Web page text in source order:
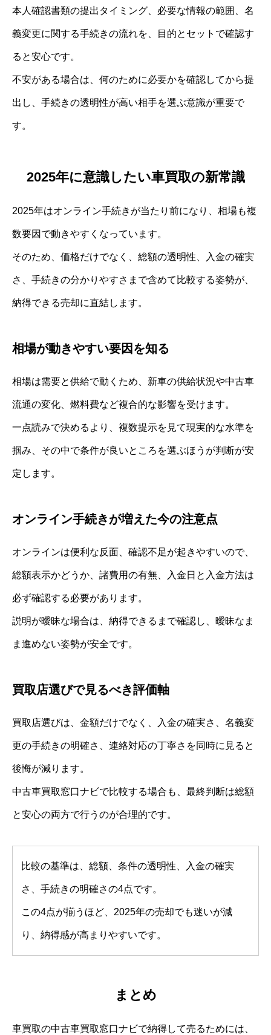
本人確認書類の提出タイミング、必要な情報の範囲、名
義変更に関する手続きの流れを、目的とセットで確認す
ると安心です。
不安がある場合は、何のために必要かを確認してから提
出し、手続きの透明性が高い相手を選ぶ意識が重要で
す。
2025年に意識したい車買取の新常識
2025年はオンライン手続きが当たり前になり、相場も複
数要因で動きやすくなっています。
そのため、価格だけでなく、総額の透明性、入金の確実
さ、手続きの分かりやすさまで含めて比較する姿勢が、
納得できる売却に直結します。
相場が動きやすい要因を知る
相場は需要と供給で動くため、新車の供給状況や中古車
流通の変化、燃料費など複合的な影響を受けます。
一点読みで決めるより、複数提示を見て現実的な水準を
掴み、その中で条件が良いところを選ぶほうが判断が安
定します。
オンライン手続きが増えた今の注意点
オンラインは便利な反面、確認不足が起きやすいので、
総額表示かどうか、諸費用の有無、入金日と入金方法は
必ず確認する必要があります。
説明が曖昧な場合は、納得できるまで確認し、曖昧なま
ま進めない姿勢が安全です。
買取店選びで見るべき評価軸
買取店選びは、金額だけでなく、入金の確実さ、名義変
更の手続きの明確さ、連絡対応の丁寧さを同時に見ると
後悔が減ります。
中古車買取窓口ナビで比較する場合も、最終判断は総額
と安心の両方で行うのが合理的です。
比較の基準は、総額、条件の透明性、入金の確実
さ、手続きの明確さの4点です。
この4点が揃うほど、2025年の売却でも迷いが減
り、納得感が高まりやすいです。
まとめ
車買取の中古車買取窓口ナビで納得して売るためには、